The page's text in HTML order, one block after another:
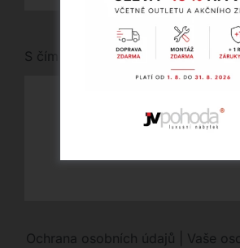
S čím vám můžeme pomoci?
Ochrana osobních údajů | Vaše